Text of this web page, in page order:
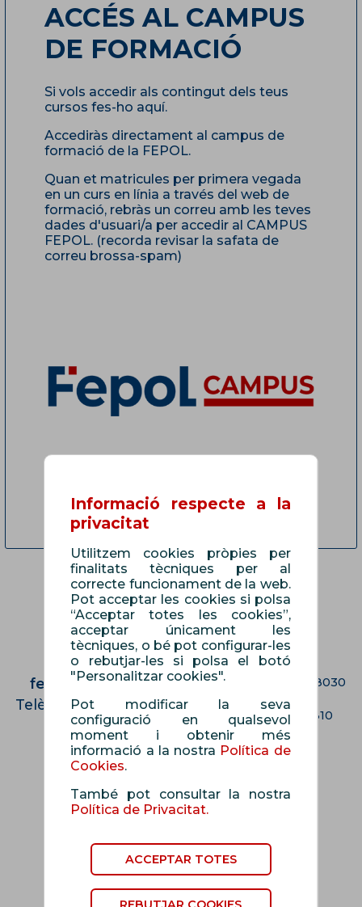
ACCÉS AL CAMPUS
DE FORMACIÓ
Si vols accedir als contingut dels teus
cursos fes-ho aquí.
Accediràs directament al campus de
formació de la FEPOL.
Quan et matricules per primera vegada
en un curs en línia a través del web de
formació, rebràs un correu amb les teves
dades d'usuari/a per accedir al CAMPUS
FEPOL. (recorda revisar la safata de
correu brossa-spam)
Contacte
fepol@fepol.cat
Telèfon: 933 426 810
On som?
Carrer Malats, 27 | 08030
Telèfon: 933 426 810
política de privacitat
política de cookies
Informació respecte a la
privacitat
Utilitzem cookies pròpies per
finalitats tècniques per al
correcte funcionament de la web.
Pot acceptar les cookies si polsa
“Acceptar totes les cookies”,
acceptar únicament les
tècniques, o bé pot configurar-les
o rebutjar-les si polsa el botó
"Personalitzar cookies".
Pot modificar la seva
configuració en qualsevol
moment i obtenir més
informació a la nostra Política de
Cookies.
També pot consultar la nostra
Política de Privacitat.
ACCEPTAR TOTES